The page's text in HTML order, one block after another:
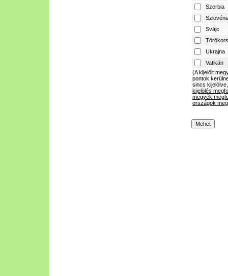
Szerbia
Svájc
Ukrajna
Vatikán
(A kijelölt
pontok
sincs
kijelölés
megyék
országok